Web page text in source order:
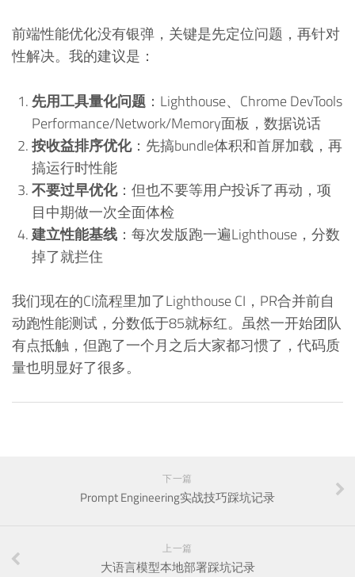
前端性能优化没有银弹，关键是先定位问题，再针对
性解决。我的建议是：
先用工具量化问题 ：Lighthouse、Chrome DevTools
Performance/Network/Memory面板，数据说话
按收益排序优化：先搞bundle体积和首屏加载，再
搞运行时性能
不要过早优化：但也不要等用户投诉了再动，项
目中期做一次全面体检
建立性能基线 ：每次发版跑一遍Lighthouse，分数
掉了就拦住
我们现在的CI流程里加了Lighthouse CI，PR合并前自
动跑性能测试，分数低于85就标红。虽然一开始团队
有点抵触，但跑了一个月之后大家都习惯了，代码质
量也明显好了很多。
下一篇
Prompt Engineering实战技巧踩坑记录
上一篇
大语言模型本地部署踩坑记录